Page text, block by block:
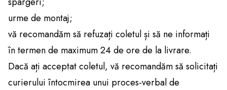
urme de montaj;
vă recomandăm să refuzați coletul și să ne informați
în termen de maximum 24 de ore de la livrare.
Dacă ați acceptat coletul, vă recomandăm să solicitați
curierului întocmirea unui proces-verbal de